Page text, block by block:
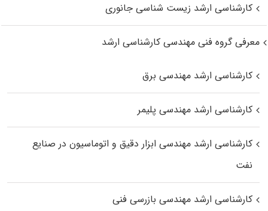
کارشناسی ارشد زیست‌ شناسی جانوری
معرفی گروه فنی مهندسی کارشناسی ارشد
کارشناسی ارشد مهندسی برق
کارشناسی ارشد مهندسی پلیمر
کارشناسی ارشد مهندسی ابزار دقیق و اتوماسیون در صنایع
نفت
کارشناسی ارشد مهندسی بازرسی فنی